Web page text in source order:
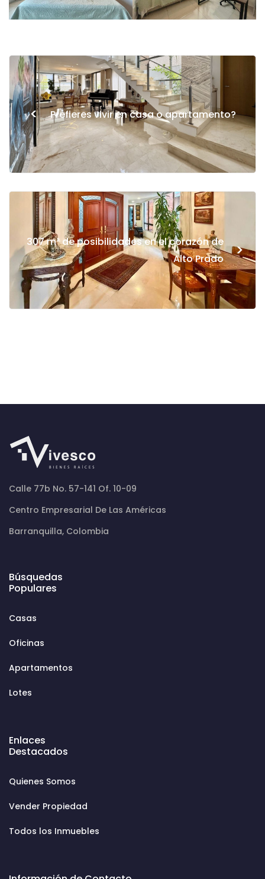
< Prefieres vivir en casa o apartamento?
307 m² de posibilidades en el corazón de
Alto Prado
>
Calle 77b No. 57-141 Of. 10-09
Centro Empresarial De Las Américas
Barranquilla, Colombia
Búsquedas
Populares
Casas
Oficinas
Apartamentos
Lotes
Enlaces
Destacados
Quienes Somos
Vender Propiedad
Todos los Inmuebles